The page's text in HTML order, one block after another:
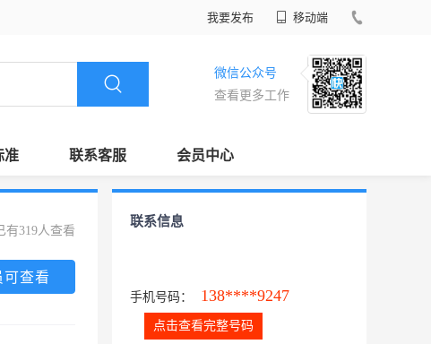
我要发布 移动端
微信公众号
查看更多工作
准 联系客服 会员中心
有319人查看
可查看
联系信息
手机号码： 138****9247
点击查看完整号码